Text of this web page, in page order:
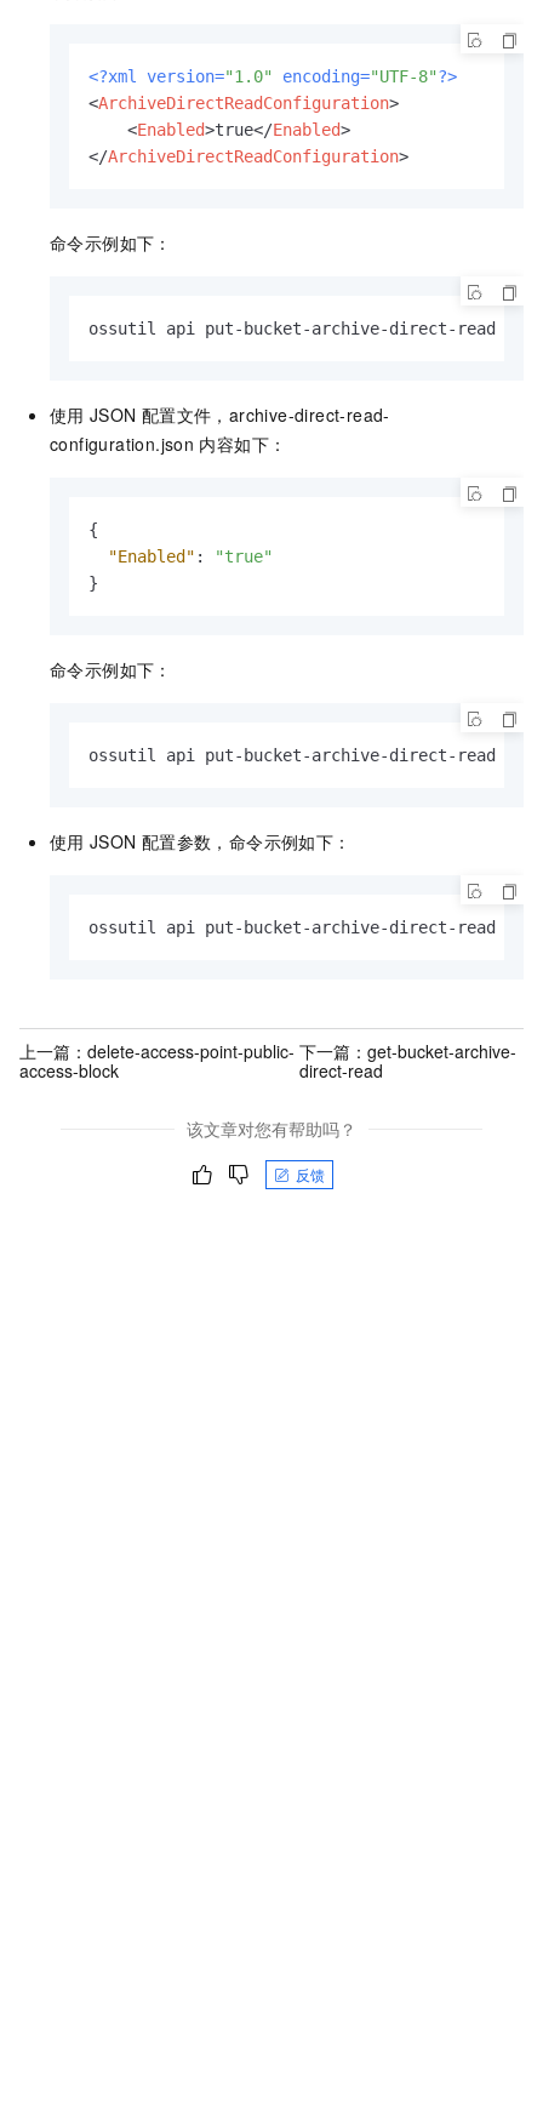
<?xml version="1.0" encoding="UTF-8"?>
<ArchiveDirectReadConfiguration>
<Enabled>true</Enabled>
</ArchiveDirectReadConfiguration>
命令示例如下：
ossutil api put-bucket-archive-direct-read --
使用 JSON 配置文件，archive-direct-read-
configuration.json 内容如下：
{
"Enabled" :
"true"
}
命令示例如下：
ossutil api put-bucket-archive-direct-read --
使用 JSON 配置参数，命令示例如下：
ossutil api put-bucket-archive-direct-read --
上一篇： delete-access-point-public-
access-block
下一篇： get-bucket-archive-
direct-read
该文章对您有帮助吗？
反馈